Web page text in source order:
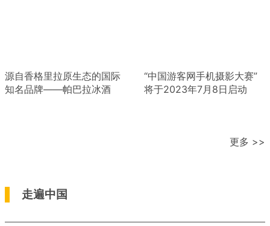
源自香格里拉原生态的国际
知名品牌——帕巴拉冰酒
“中国游客网手机摄影大赛”
将于2023年7月8日启动
更多 >>
走遍中国